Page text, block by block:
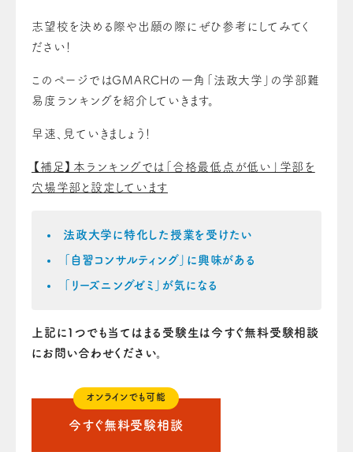
志望校を決める際や出願の際にぜひ参考にしてみてく
ださい！
このページではGMARCHの一角「法政大学」の学部難
易度ランキングを紹介していきます。
早速、見ていきましょう！
【補足】本ランキングでは「合格最低点が低い」学部を
穴場学部と設定しています
法政大学に特化した授業を受けたい
「自習コンサルティング」に興味がある
「リーズニングゼミ」が気になる
上記に1つでも当てはまる受験生は今すぐ無料受験相談
にお問い合わせください。
オンラインでも可能
今すぐ無料受験相談